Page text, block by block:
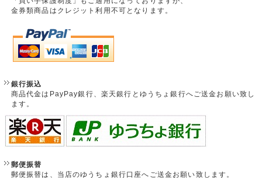
金券類商品はクレジット利用不可となります。
銀行振込
商品代金はPayPay銀行、楽天銀行とゆうちょ銀行へご送金お願い致し
ます。
郵便振替
郵便振替は、当店のゆうちょ銀行口座へご送金お願い致します。